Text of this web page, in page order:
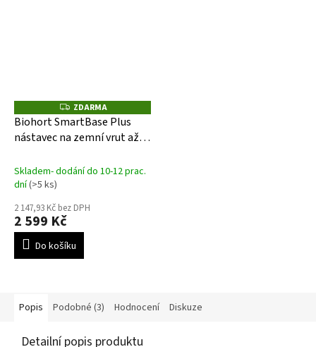
Z
D
A
R
ZDARMA
Biohort SmartBase Plus
nástavec na zemní vrut až
Skladem- dodání do 10-12 prac.
dní(>5 ks)
2 147,93 Kč bez DPH
2 599 Kč
Do košíku
Popis Podobné (3) Hodnocení Diskuze
Detailní popis produktu